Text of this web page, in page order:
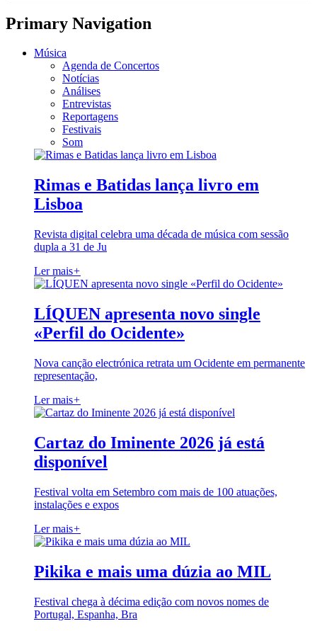
Primary Navigation
Música
Agenda de Concertos
Notícias
Análises
Entrevistas
Reportagens
Festivais
Som
Rimas e Batidas lança livro em
Lisboa
Revista digital celebra uma década de música com sessão
dupla a 31 de Ju
Ler mais+
LÍQUEN apresenta novo single
«Perfil do Ocidente»
Nova canção electrónica retrata um Ocidente em permanente
representação,
Ler mais+
Cartaz do Iminente 2026 já está
disponível
Festival volta em Setembro com mais de 100 atuações,
instalações e expos
Ler mais+
Pikika e mais uma dúzia ao MIL
Festival chega à décima edição com novos nomes de
Portugal, Espanha, Bra